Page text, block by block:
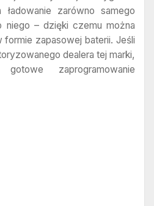
ładowanie zarówno samego
niego – dzięki czemu można
zapasowej baterii. Jeśli
dealera tej marki,
zaprogramowanie